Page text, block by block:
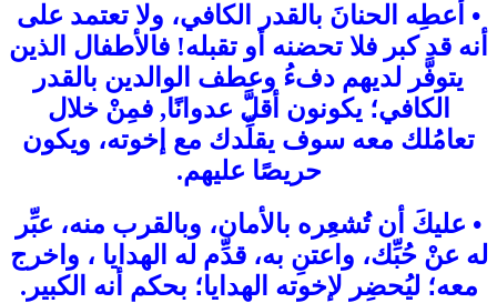
• أَعطِه الحنانَ بالقدر الكافي، ولا تعتمد على
أنه قد كبر فلا تحضنه أو تقبله! فالأطفال الذين
يتوفَّر لديهم دفءُ وعطف الوالدين بالقدر
الكافي؛ يكونون أقلَّ عدوانًا, فمِنْ خلال
تعامُلك معه سوف يقلِّدك مع إخوته، ويكون
حريصًا عليهم.
• عليكَ أن تُشعِره بالأمان، وبالقرب منه، عبِّر
له عنْ حُبِّك، واعتنِ به، قدِّم له الهدايا ، واخرج
معه؛ ليُحضِر لإخوته الهدايا؛ بحكم أنه الكبير.